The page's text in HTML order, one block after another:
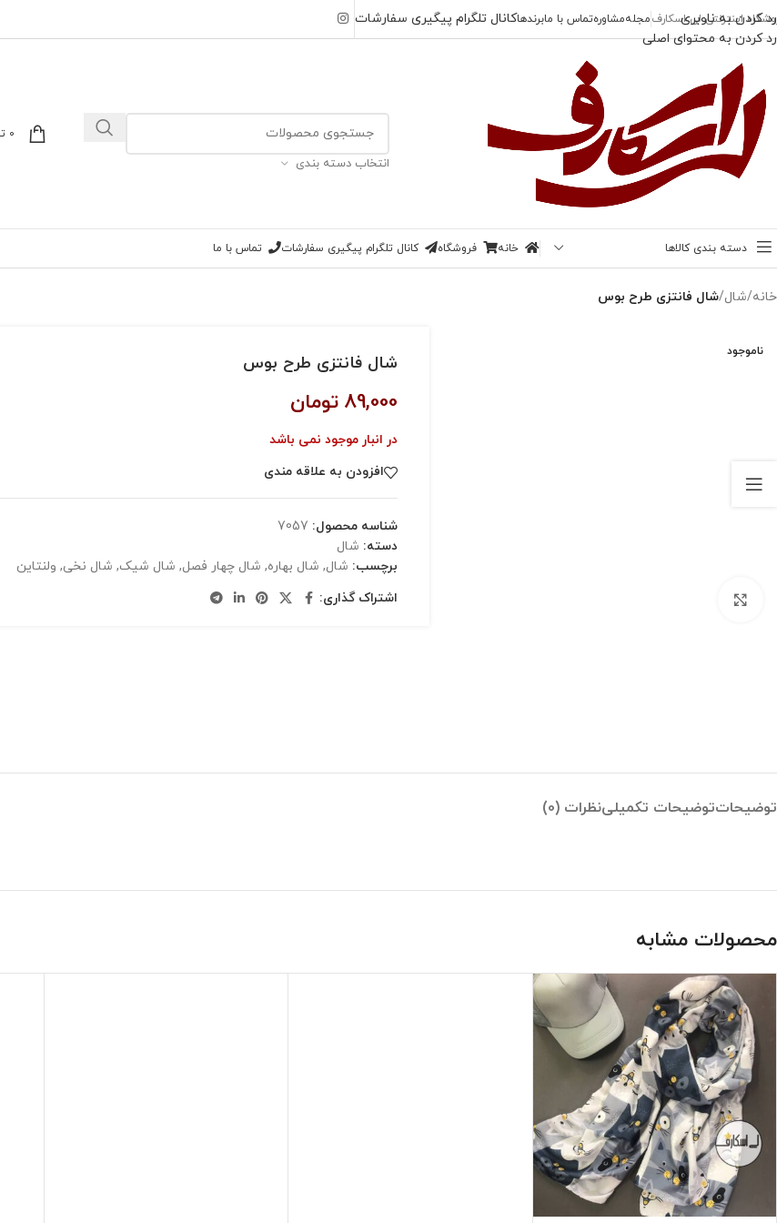
رد کردن به ناوبری
رد کردن به محتوای اصلی
اینترنتی لی اسکارفمجلهمشاورهتماس با مابرندهاکانال تلگرام پیگیری سفارشات
انتخاب دسته بندی
0
دسته بندی کالاها خانه فروشگاه کانال تلگرام پیگیری سفارشات تماس با ما
خانه/شال/شال فانتزی طرح بوس
ناموجود
شال فانتزی طرح بوس
89,000 تومان
در انبار موجود نمی باشد
افزودن به علاقه مندی
شناسه محصول: 7057
دسته: شال
برچسب: شال, شال بهاره, شال چهار فصل, شال شیک, شال نخی, ولنتاین
اشتراک گذاری:
توضیحاتتوضیحات تکمیلینظرات (0)
محصولات مشابه